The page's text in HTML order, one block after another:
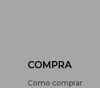
COMPRA
Como comprar